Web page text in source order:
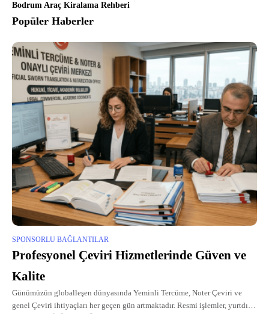
Bodrum Araç Kiralama Rehberi
Popüler Haberler
SPONSORLU BAĞLANTILAR
Profesyonel Çeviri Hizmetlerinde Güven ve
Kalite
Günümüzün globalleşen dünyasında Yeminli Tercüme, Noter Çeviri ve
genel Çeviri ihtiyaçları her geçen gün artmaktadır. Resmi işlemler, yurtdışı